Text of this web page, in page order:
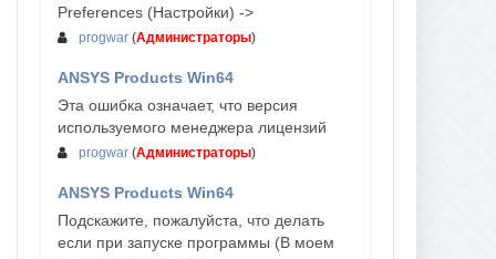
Preferences (Настройки) ->
progwar (Администраторы)
ANSYS Products Win64
Эта ошибка означает, что версия
используемого менеджера лицензий
progwar (Администраторы)
ANSYS Products Win64
Подскажите, пожалуйста, что делать
если при запуске программы (В моем